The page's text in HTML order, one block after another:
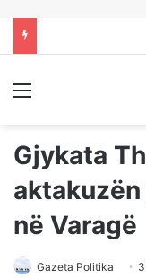
Menu
Gjykata
në Varagë
Gazeta Politika